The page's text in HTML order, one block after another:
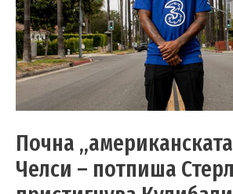
Почна
Челси – потпиша